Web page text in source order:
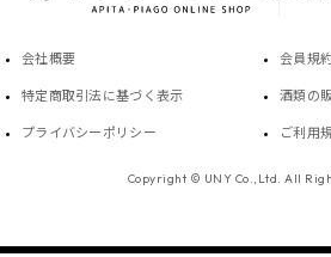
会社概要 会員規
特定商取引法に基づく表示 酒類の
プライバシーポリシー ご利用
Copyright © UNY Co.,Ltd. All